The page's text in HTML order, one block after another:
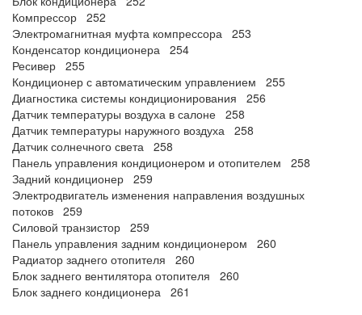
Компрессор 252
Электромагнитная муфта компрессора 253
Конденсатор кондиционера 254
Ресивер 255
Кондиционер с автоматическим управлением 255
Диагностика системы кондиционирования 256
Датчик температуры воздуха в салоне 258
Датчик температуры наружного воздуха 258
Датчик солнечного света 258
Панель управления кондиционером и отопителем 258
Задний кондиционер 259
Электродвигатель изменения направления воздушных
потоков 259
Силовой транзистор 259
Панель управления задним кондиционером 260
Радиатор заднего отопителя 260
Блок заднего вентилятора отопителя 260
Блок заднего кондиционера 261